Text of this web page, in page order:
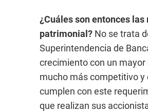
¿Cuáles son entonces
patrimonial? No se trata
Superintendencia de
crecimiento con un
mucho más competitivo y
cumplen con este
que realizan sus